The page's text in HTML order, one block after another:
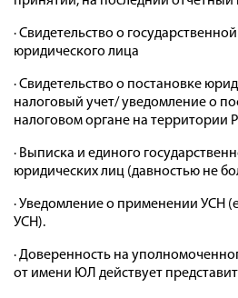
· Свидетельство о
юридического лица
· Свидетельство о постановке
налоговый учет/ уведомление о
налоговом органе на территории
· Выписка и единого
юридических лиц (давностью не
· Уведомление о применении УСН
УСН).
· Доверенность на
от имени ЮЛ действует